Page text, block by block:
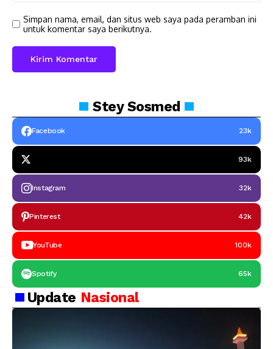
Simpan nama, email, dan situs web saya pada peramban ini
untuk komentar saya berikutnya.
SteySosmed
Facebook 23k
93k
Instagram 32k
Pinterest 42k
YouTube 100k
Spotify 65k
Update Nasional